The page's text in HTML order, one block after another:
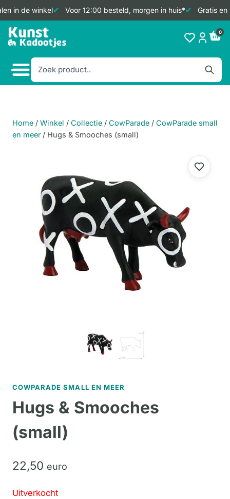
in de winkel Voor 12:00 besteld, morgen in huis* Gratis en
Doorgaan
naar
0
Home / Winkel / Collectie / CowParade / CowParade small
en meer / Hugs & Smooches (small)
COWPARADE SMALL EN MEER
Hugs & Smooches
(small)
22,50 euro
Uitverkocht